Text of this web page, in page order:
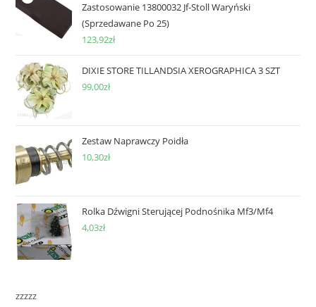
Zastosowanie 13800032 Jf-Stoll Waryński
(Sprzedawane Po 25)
123,92zł
DIXIE STORE TILLANDSIA XEROGRAPHICA 3 SZT
99,00zł
Zestaw Naprawczy Poidła
10,30zł
Rolka Dźwigni Sterującej Podnośnika Mf3/Mf4
4,03zł
zzzzz